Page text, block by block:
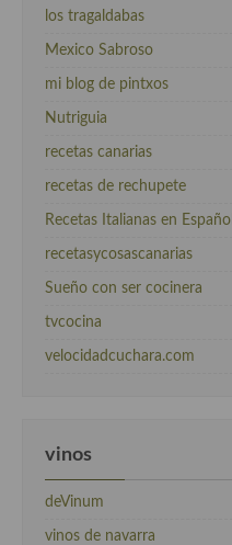
los tragaldabas
Mexico Sabroso
mi blog de pintxos
Nutriguia
recetas canarias
recetas de rechupete
Recetas Italianas en Español
recetasycosascanarias
Sueño con ser cocinera
tvcocina
velocidadcuchara.com
vinos
deVinum
vinos de navarra